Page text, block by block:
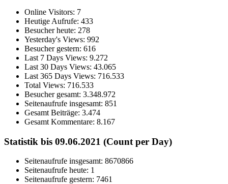
Online Visitors: 7
Heutige Aufrufe: 433
Besucher heute: 278
Yesterday's Views: 992
Besucher gestern: 616
Last 7 Days Views: 9.272
Last 30 Days Views: 43.065
Last 365 Days Views: 716.533
Total Views: 716.533
Besucher gesamt: 3.348.972
Seitenaufrufe insgesamt: 851
Gesamt Beiträge: 3.474
Gesamt Kommentare: 8.167
Statistik bis 09.06.2021 (Count per Day)
Seitenaufrufe insgesamt: 8670866
Seitenaufrufe heute: 1
Seitenaufrufe gestern: 7461